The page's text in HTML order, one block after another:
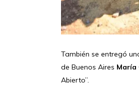
También se entregó
de Buenos Aires María
Abierto”.